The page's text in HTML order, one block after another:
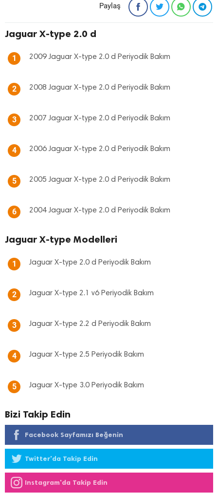
Paylaş
Jaguar X-type 2.0 d
1 2009 Jaguar X-type 2.0 d Periyodik Bakım
2 2008 Jaguar X-type 2.0 d Periyodik Bakım
3 2007 Jaguar X-type 2.0 d Periyodik Bakım
4 2006 Jaguar X-type 2.0 d Periyodik Bakım
5 2005 Jaguar X-type 2.0 d Periyodik Bakım
6 2004 Jaguar X-type 2.0 d Periyodik Bakım
Jaguar X-type Modelleri
1 Jaguar X-type 2.0 d Periyodik Bakım
2 Jaguar X-type 2.1 v6 Periyodik Bakım
3 Jaguar X-type 2.2 d Periyodik Bakım
4 Jaguar X-type 2.5 Periyodik Bakım
5 Jaguar X-type 3.0 Periyodik Bakım
Bizi Takip Edin
Facebook Sayfamızı Beğenin
Twitter'da Takip Edin
Instagram'da Takip Edin